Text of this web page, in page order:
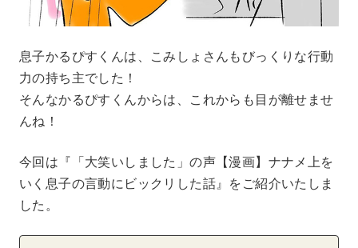
息子かるぴすくんは、こみしょさんもびっくりな行動
力の持ち主でした！
そんなかるぴすくんからは、これからも目が離せませ
んね！
今回は『「大笑いしました」の声【漫画】ナナメ上を
いく息子の言動にビックリした話』をご紹介いたしま
した。